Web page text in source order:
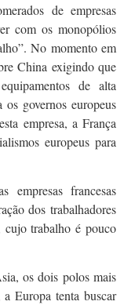
de empresas
com os monopólios
No momento em
China exigindo que
de alta
governos europeus
empresa, a França
europeus para
francesas
dos trabalhadores
cujo trabalho é pouco
os dois polos mais
Europa tenta buscar